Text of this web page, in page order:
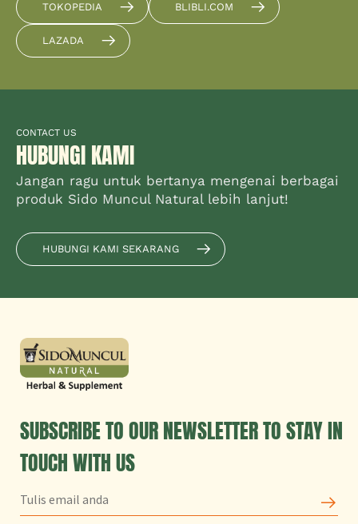
TOKOPEDIA BLIBLI.COM
LAZADA
CONTACT US
HUBUNGI KAMI
Jangan ragu untuk bertanya mengenai berbagai
produk Sido Muncul Natural lebih lanjut!
HUBUNGI KAMI SEKARANG
SUBSCRIBE TO OUR NEWSLETTER TO STAY IN
TOUCH WITH US